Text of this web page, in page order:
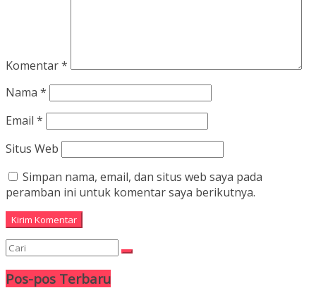
Komentar*
Nama *
Email *
Situs Web
Simpan nama, email, dan situs web saya pada
peramban ini untuk komentar saya berikutnya.
Pos-pos Terbaru